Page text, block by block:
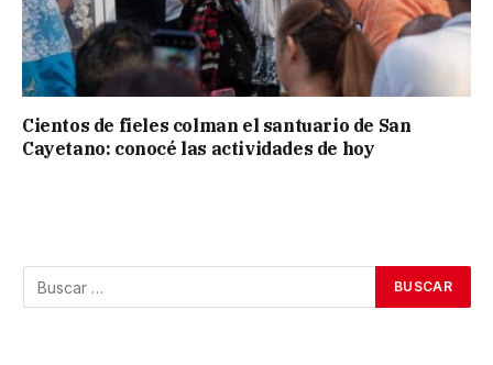
Cientos de fieles colman el santuario de San
Cayetano: conocé las actividades de hoy